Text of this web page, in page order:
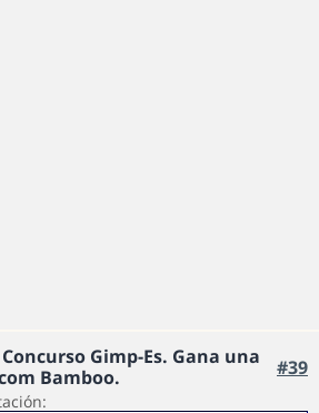
Concurso Gimp-Es. Gana una
Bamboo.
#39